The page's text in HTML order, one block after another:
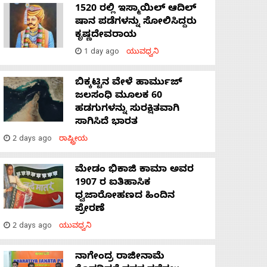
1520 ರಲ್ಲಿ ಇಸ್ಮಾಯಿಲ್ ಆದಿಲ್
ಷಾನ ಪಡೆಗಳನ್ನು ಸೋಲಿಸಿದ್ದರು
ಕೃಷ್ಣದೇವರಾಯ
1 day ago ಯುವಧ್ವನಿ
ಬಿಕ್ಕಟ್ಟಿನ ವೇಳೆ ಹಾರ್ಮುಜ್
ಜಲಸಂಧಿ ಮೂಲಕ 60
ಹಡಗುಗಳನ್ನು ಸುರಕ್ಷಿತವಾಗಿ
ಸಾಗಿಸಿದೆ ಭಾರತ
2 days ago ರಾಷ್ಟ್ರೀಯ
ಮೇಡಂ ಭಿಕಾಜಿ ಕಾಮಾ ಅವರ
1907 ರ ಐತಿಹಾಸಿಕ
ಧ್ವಜಾರೋಹಣದ ಹಿಂದಿನ
ಪ್ರೇರಣೆ
2 days ago ಯುವಧ್ವನಿ
ನಾಗೇಂದ್ರ ರಾಜೀನಾಮೆ